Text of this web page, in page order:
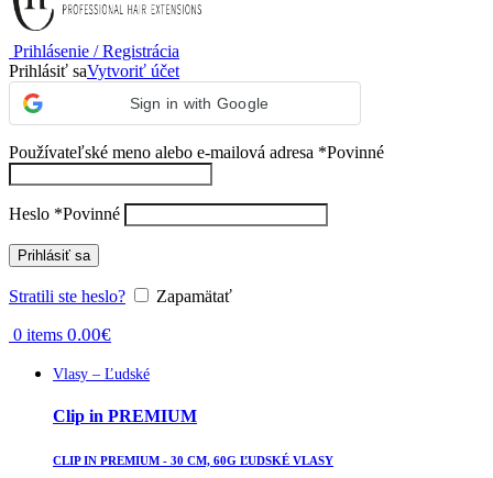
Prihlásenie / Registrácia
Prihlásiť saVytvoriť účet
Sign in with Google
Používateľské meno alebo e-mailová adresa *Povinné
Heslo *Povinné
Prihlásiť sa
Stratili ste heslo? Zapamätať
0 items 0.00€
Vlasy – Ľudské
Clip in PREMIUM
CLIP IN PREMIUM - 30 CM, 60G ĽUDSKÉ VLASY